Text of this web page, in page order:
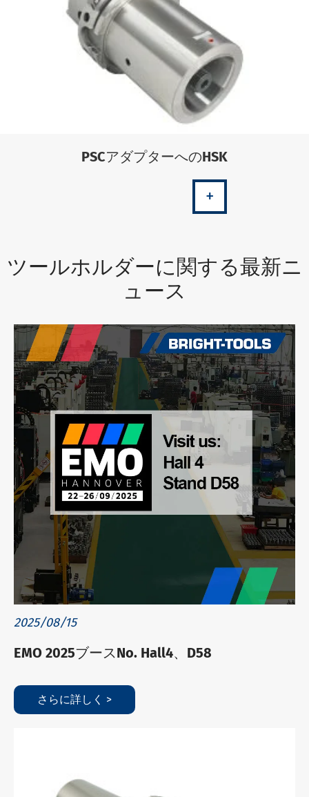
PSCアダプターへのHSK
+
ツールホルダーに関する最新ニ
ュース
2025/08/15
EMO 2025ブースNo. Hall4、D58
さらに詳しく >